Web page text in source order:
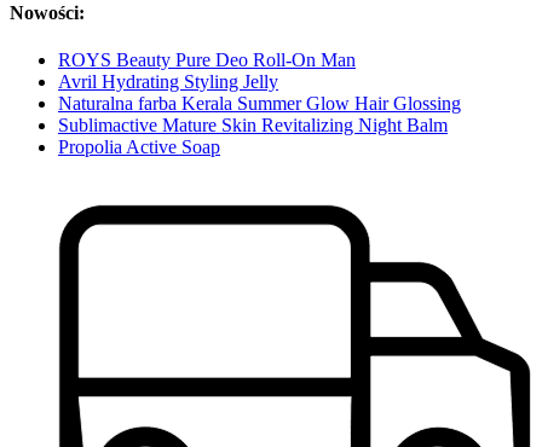
Nowości:
ROYS Beauty Pure Deo Roll-On Man
Avril Hydrating Styling Jelly
Naturalna farba Kerala Summer Glow Hair Glossing
Sublimactive Mature Skin Revitalizing Night Balm
Propolia Active Soap